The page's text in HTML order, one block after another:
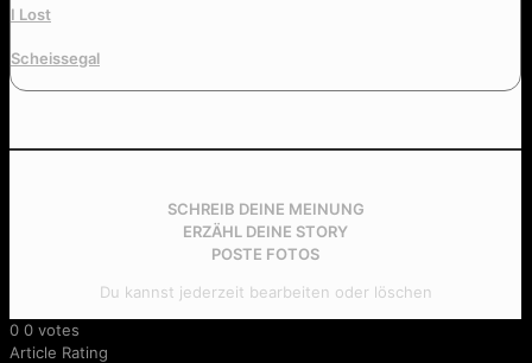
I Lost
Scheissegal
SCHREIB DEINE MEINUNG
ERZÄHL DEINE STORY
POSTE FOTOS
Du kannst jederzeit bearbeiten oder löschen
0 0 votes
Article Rating